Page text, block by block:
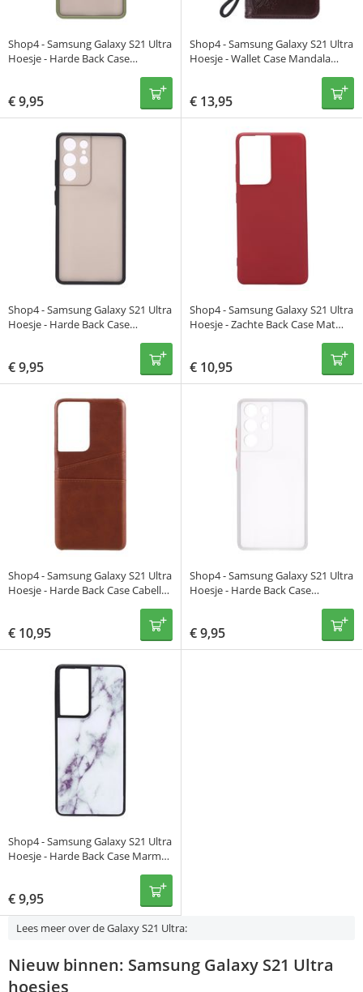
Shop4 - Samsung Galaxy S21 Ultra
Hoesje - Harde Back Case
€9,95
Shop4 - Samsung Galaxy S21 Ultra
Hoesje - Wallet Case Mandala
€ 13,95
Shop4 - Samsung Galaxy S21 Ultra
Hoesje - Harde Back Case
€9,95
Shop4 - Samsung Galaxy S21 Ultra
Hoesje - Zachte Back Case Mat
€ 10,95
Shop4 - Samsung Galaxy S21 Ultra
Hoesje - Harde Back Case Cabello
€ 10,95
Shop4 - Samsung Galaxy S21 Ultra
Hoesje - Harde Back Case
€9,95
Shop4 - Samsung Galaxy S21 Ultra
Hoesje - Harde Back Case Marmer
€9,95
Lees meer over de Galaxy S21 Ultra:
Nieuw binnen: Samsung Galaxy S21 Ultra
hoesjes